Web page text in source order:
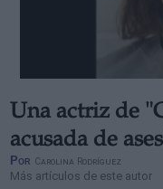
Una actriz de
acusada de
Por Carolina Rodríguez
Más artículos de este autor